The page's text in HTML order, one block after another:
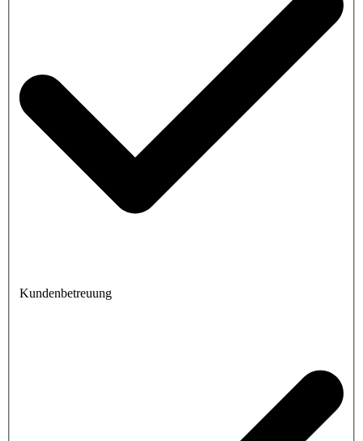
Kundenbetreuung